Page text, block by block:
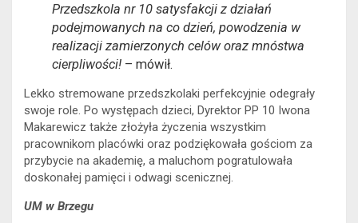
Przedszkola nr 10 satysfakcji z działań
podejmowanych na co dzień, powodzenia w
realizacji zamierzonych celów oraz mnóstwa
cierpliwości! – mówił.
Lekko stremowane przedszkolaki perfekcyjnie odegrały
swoje role. Po występach dzieci, Dyrektor PP 10 Iwona
Makarewicz także złożyła życzenia wszystkim
pracownikom placówki oraz podziękowała gościom za
przybycie na akademię, a maluchom pogratulowała
doskonałej pamięci i odwagi scenicznej.
UM w Brzegu